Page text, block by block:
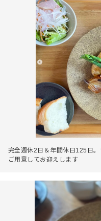
完全週休2日＆年間休日125日
ご用意してお迎えします